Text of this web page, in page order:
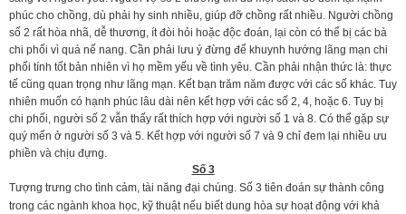
phúc cho chồng, dù phải hy sinh nhiều, giúp đỡ chồng rất nhiều. Người chồng
số 2 rất hòa nhã, dễ thương, ít đòi hỏi hoặc độc đoán, lại còn có thể bị các bà
chi phối vì quá nể nang. Cần phải lưu ý đừng để khuynh hướng lãng mạn chi
phối tính tốt bản nhiên vì họ mềm yếu về tình yêu. Cần phải nhận thức là: thực
tế cũng quan trọng như lãng mạn. Kết bạn trăm năm được với các số khác. Tuy
nhiên muốn có hạnh phúc lâu dài nên kết hợp với các số 2, 4, hoặc 6. Tuy bị
chi phối, người số 2 vẫn thấy rất thích hợp với người số 1 và 8. Có thể gặp sự
quý mến ở người số 3 và 5. Kết hợp với người số 7 và 9 chỉ đem lại nhiều ưu
phiền và chịu đựng.
Số 3
Tượng trưng cho tình cảm, tài năng đại chúng. Số 3 tiên đoán sự thành công
trong các ngành khoa học, kỹ thuật nếu biết dung hòa sự hoạt động với khả